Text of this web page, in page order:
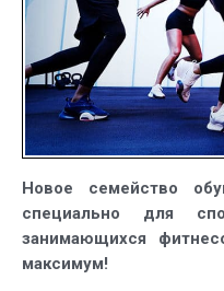
Новое семейство
специально для
занимающихся
максимум!